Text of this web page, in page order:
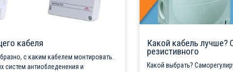
кабеля
с каким кабелем монтировать.
систем антиобледенения и
Какой кабель лучше?
резистивного
Какой выбрать?